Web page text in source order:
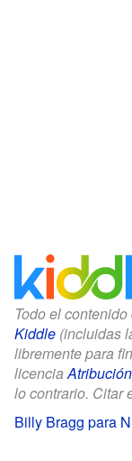
Todo el
Kiddle (incluidas
libremente para
licencia
lo contrario. Citar
Billy Bragg para